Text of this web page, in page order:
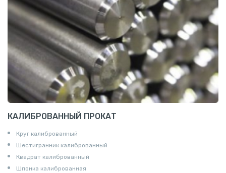
Контргайки
КАЛИБРОВАННЫЙ ПРОКАТ
Круг калиброванный
Шестигранник калиброванный
Квадрат калиброванный
Шпонка калиброванная